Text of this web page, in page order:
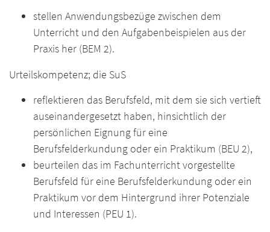
stellen Anwendungsbezüge zwischen dem
Unterricht und den Aufgabenbeispielen aus der
Praxis her (BEM 2).
Urteilskompetenz; die SuS
reflektieren das Berufsfeld, mit dem sie sich vertieft
auseinandergesetzt haben, hinsichtlich der
persönlichen Eignung für eine
Berufsfelderkundung oder ein Praktikum (BEU 2),
beurteilen das im Fachunterricht vorgestellte
Berufsfeld für eine Berufsfelderkundung oder ein
Praktikum vor dem Hintergrund ihrer Potenziale
und Interessen (PEU 1).